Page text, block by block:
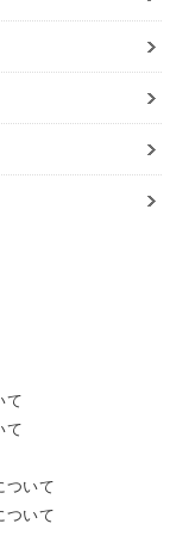
て
て
ついて
ついて